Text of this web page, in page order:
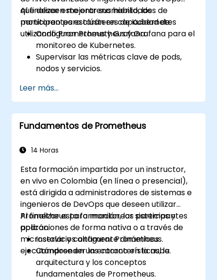
que deseen mejorar sus habilidades de
monitoreo para clústeres de Kubernetes
utilizando Prometheus y Grafana.
Al finalizar este entrenamiento, los
participantes estarán en capacidad de:
Configurar Prometheus y Grafana para el
monitoreo de Kubernetes.
Supervisar las métricas clave de pods,
nodos y servicios.
la salud y el rendimiento del clúster.
Implementar estrategias de alertas para
resolver problemas de forma proactiva.
Aplicar las mejores prácticas para
entornos de Kubernetes.
Leer más...
Fundamentos de Prometheus
14 Horas
Esta formación impartida por un instructor,
en vivo en Colombia (en línea o presencial),
está dirigida a administradores de sistemas e
ingenieros de DevOps que deseen utilizar
Prometheus para monitorear sistemas y
aplicaciones de forma nativa o a través de
microservicios altamente dinámicos
ejecutándose en un entorno en la nube.
Al finalizar esta formación, los participantes
podrán:
Instalar y configurar Prometheus.
Comprender las características, la
arquitectura y los conceptos
fundamentales de Prometheus.